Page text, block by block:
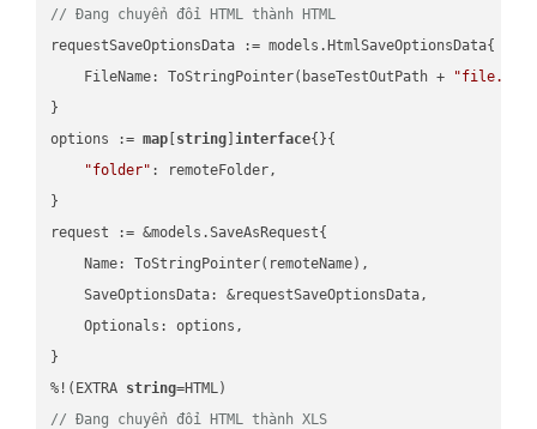
// Đang chuyển đổi HTML thành HTML
requestSaveOptionsData := models.HtmlSaveOptionsData{
    FileName: ToStringPointer(baseTestOutPath +
}
options := map string ]interface{}{
"folder" : remoteFolder,
}
request := &models.SaveAsRequest{
    Name: ToStringPointer(remoteName),
    SaveOptionsData: &requestSaveOptionsData,
    Optionals: options,
}
%!(EXTRA string
// Đang chuyển đổi HTML thành XLS